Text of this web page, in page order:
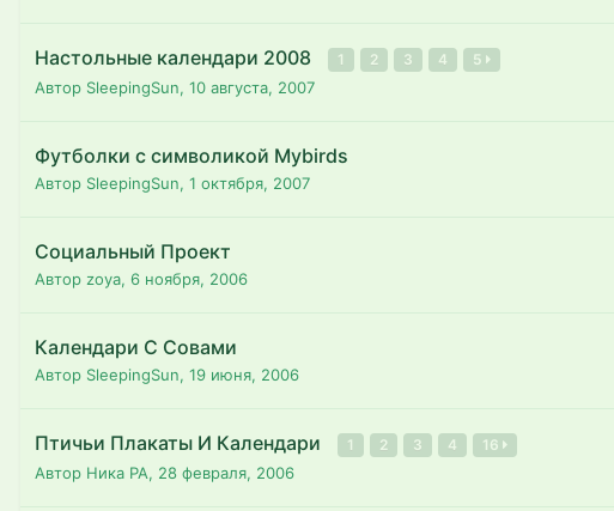
Настольные календари 2008 1 2 3 4 5
Автор SleepingSun, 10 августа, 2007
Футболки с символикой Mybirds
Автор SleepingSun, 1 октября, 2007
Социальный Проект
Автор zoya, 6 ноября, 2006
Календари С Совами
Автор SleepingSun, 19 июня, 2006
Птичьи Плакаты И Календари 1 2 3 4 16
Автор Ника РА, 28 февраля, 2006